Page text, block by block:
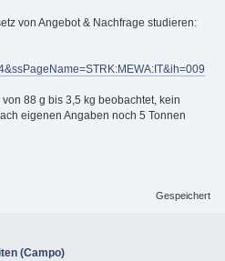
von Angebot & Nachfrage studieren:
88 g bis 3,5 kg beobachtet, kein
eigenen Angaben noch 5 Tonnen
Gespeichert
(Campo)